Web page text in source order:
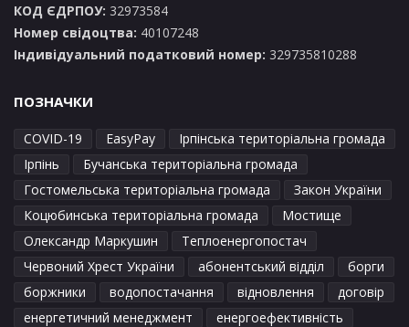
КОД ЄДРПОУ: 32973584
Номер свідоцтва: 40107248
Індивідуальний податковий номер: 329735810288
ПОЗНАЧКИ
COVID-19 EasyPay
Ірпінська територіальна громада
Ірпінь
Бучанська територіальна громада
Гостомельська територіальна громада
Закон України
Коцюбинська територіальна громада
Мостище
Олександр Маркушин
Теплоенергопостач
Червоний Хрест України
абонентський відділ
борги
боржники
водопостачання відновлення
договір
енергетичний менеджмент
енергоефективність